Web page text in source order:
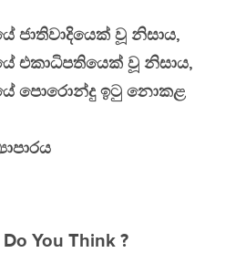
ජාතිවාදියෙක් වූ නිසාය,
එකාධිපතියෙක් වූ නිසාය,
පොරොන්දු ඉටු නොකළ
You Think ?